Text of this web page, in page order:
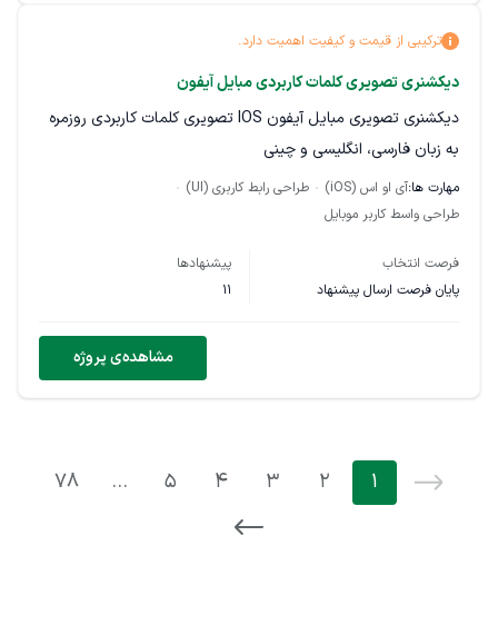
ترکیبی از قیمت و کیفیت اهمیت دارد.
دیکشنری تصویری کلمات کاربردی مبایل آیفون
دیکشنری تصویری مبایل آیفون IOS تصویری کلمات کاربردی روزمره
به زبان فارسی، انگلیسی و چینی
مهارت ها:آی او اس (iOS)
طراحی رابط کاربری (UI)
طراحی واسط کاربر موبایل
فرصت انتخاب
پایان فرصت ارسال پیشنهاد
پیشنهادها
11
مشاهده‌ی پروژه
1
2
3
4
5
…
78